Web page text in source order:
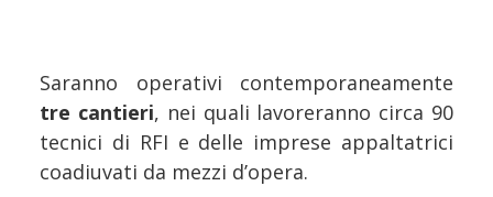
Saranno operativi contemporaneamente
tre cantieri, nei quali lavoreranno circa 90
tecnici di RFI e delle imprese appaltatrici
coadiuvati da mezzi d’opera.